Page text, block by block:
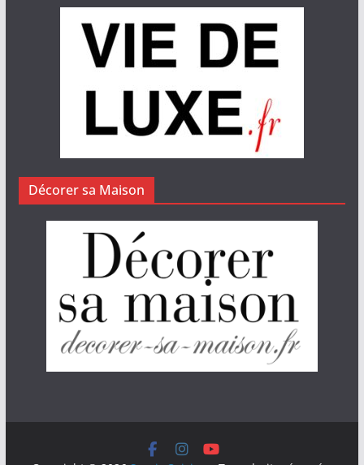
Décorer sa Maison